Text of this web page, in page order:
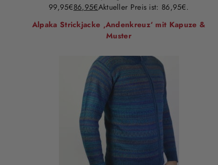
99,95€86,95€Aktueller Preis ist: 86,95€.
Alpaka Strickjacke ‚Andenkreuz‘ mit Kapuze &
Muster